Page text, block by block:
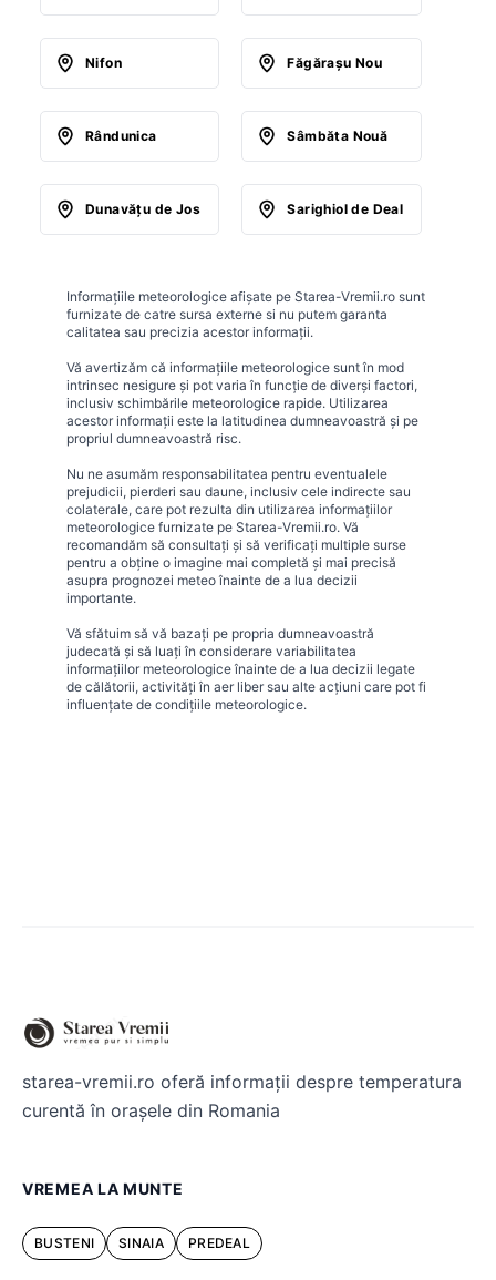
Nifon Făgăraşu Nou
Rândunica Sâmbăta Nouă
Dunavăţu de Jos Sarighiol de Deal
Informațiile meteorologice afișate pe Starea-Vremii.ro sunt
furnizate de catre sursa externe si nu putem garanta
calitatea sau precizia acestor informații.
Vă avertizăm că informațiile meteorologice sunt în mod
intrinsec nesigure și pot varia în funcție de diverși factori,
inclusiv schimbările meteorologice rapide. Utilizarea
acestor informații este la latitudinea dumneavoastră și pe
propriul dumneavoastră risc.
Nu ne asumăm responsabilitatea pentru eventualele
prejudicii, pierderi sau daune, inclusiv cele indirecte sau
colaterale, care pot rezulta din utilizarea informațiilor
meteorologice furnizate pe Starea-Vremii.ro. Vă
recomandăm să consultați și să verificați multiple surse
pentru a obține o imagine mai completă și mai precisă
asupra prognozei meteo înainte de a lua decizii
importante.
Vă sfătuim să vă bazați pe propria dumneavoastră
judecată și să luați în considerare variabilitatea
informațiilor meteorologice înainte de a lua decizii legate
de călătorii, activități în aer liber sau alte acțiuni care pot fi
influențate de condițiile meteorologice.
starea-vremii.ro oferă informații despre temperatura
curentă în orașele din Romania
VREMEA LA MUNTE
BUSTENI SINAIA PREDEAL